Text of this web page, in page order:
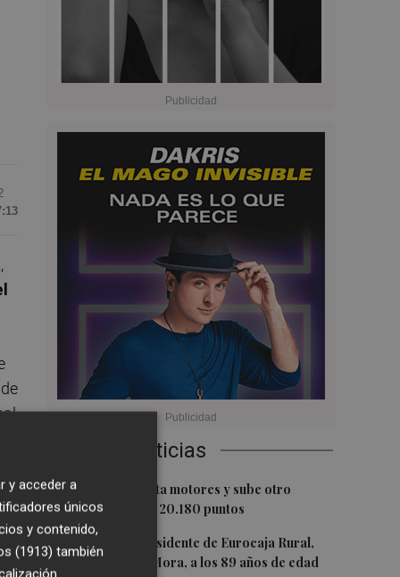
Últimas Noticias
1El Ibex 35 aprieta motores y sube otro
0,62%, hasta los 20.180 puntos
2 Fallece el expresidente de Eurocaja Rural,
Andrés Gómez Mora, a los 89 años de edad
y acceder a
únicos
y contenido,
(1913) también